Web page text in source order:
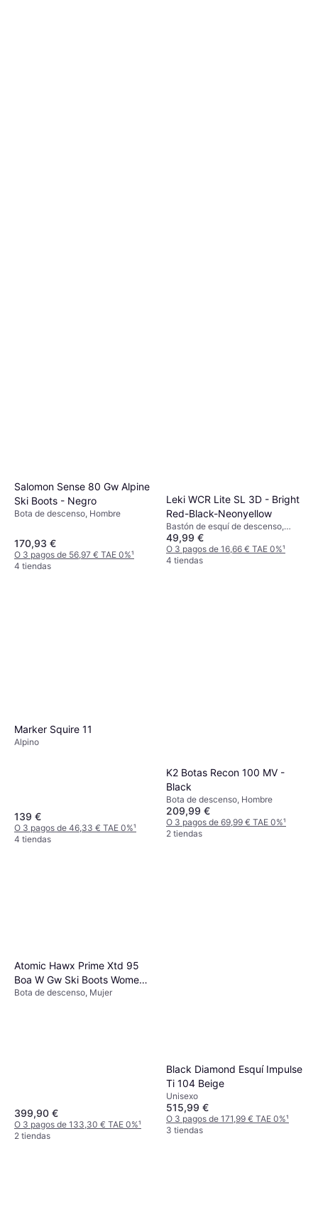
Salomon Sense 80 Gw Alpine
Ski Boots - Negro
Bota de descenso, Hombre
170,93 €
O 3 pagos de 56,97 € TAE 0%¹
4 tiendas
Leki WCR Lite SL 3D - Bright
Red-Black-Neonyellow
Bastón de esquí de descenso,
Unisexo
49,99 €
O 3 pagos de 16,66 € TAE 0%¹
4 tiendas
Marker Squire 11
Alpino
139 €
O 3 pagos de 46,33 € TAE 0%¹
4 tiendas
K2 Botas Recon 100 MV -
Black
Bota de descenso, Hombre
209,99 €
O 3 pagos de 69,99 € TAE 0%¹
2 tiendas
Atomic Hawx Prime Xtd 95
Boa W Gw Ski Boots Women
Black
Bota de descenso, Mujer
399,90 €
O 3 pagos de 133,30 € TAE 0%¹
2 tiendas
Black Diamond Esquí Impulse
Ti 104 Beige
Unisexo
515,99 €
O 3 pagos de 171,99 € TAE 0%¹
3 tiendas